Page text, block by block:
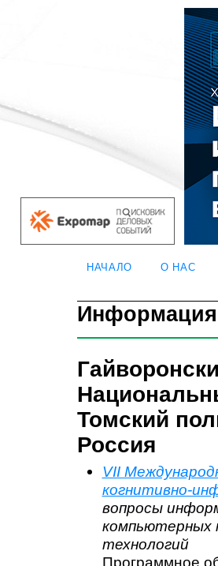
НАЧАЛО О НАС
Информация
Томский
Россия
VII
когнитивно-
вопросы
компьютерных
технологий
Программное